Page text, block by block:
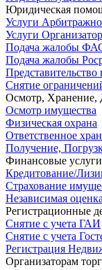
Юридическая
Услуги
Услуги
Подача жалобы
Подача жалобы
Представительство
Снятие
Осмотр, Хранение,
Осмотр имущества
Физическая охрана
Ответственное
Получение,
Финансовые
Кредитование/
Страхование
Независимая оценка
Регистрационные
Снятие с учета ГАИ
Снятие с учета
Регистрация
Организаторам